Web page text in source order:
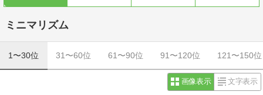
ミニマリズム
1〜30位 31〜60位 61〜90位 91〜120位 121〜150位
画像表示 文字表示